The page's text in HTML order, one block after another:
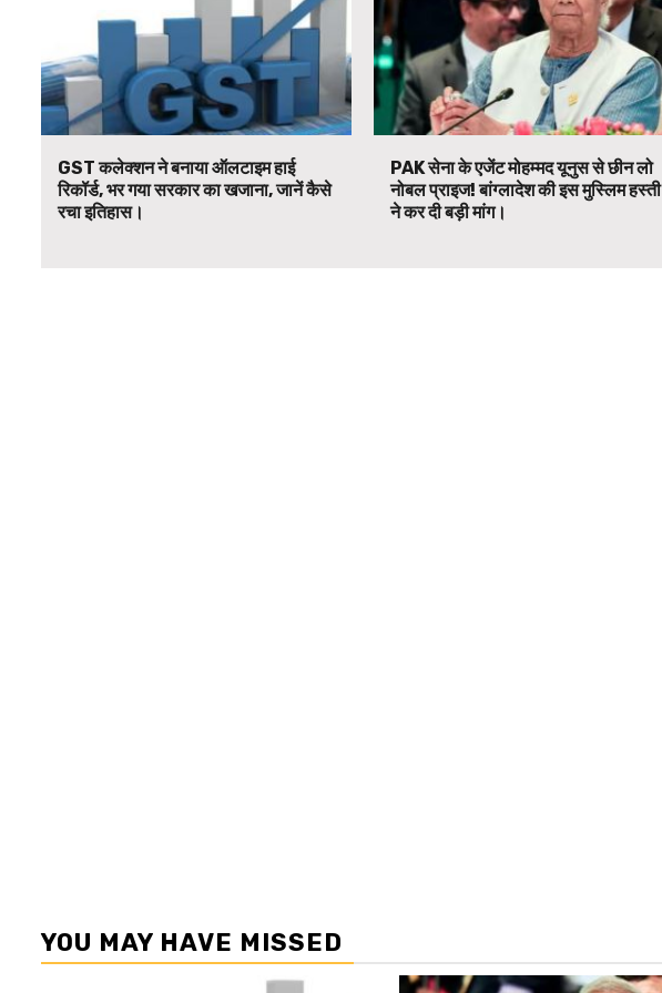
GST कलेक्शन ने बनाया ऑलटाइम हाई
रिकॉर्ड, भर गया सरकार का खजाना, जानें कैसे
रचा इतिहास।
PAK सेना के एजेंट मोहम्मद यूनुस से छीन लो
नोबल प्राइज! बांग्लादेश की इस मुस्लिम हस्ती
ने कर दी बड़ी मांग।
YOU MAY HAVE MISSED